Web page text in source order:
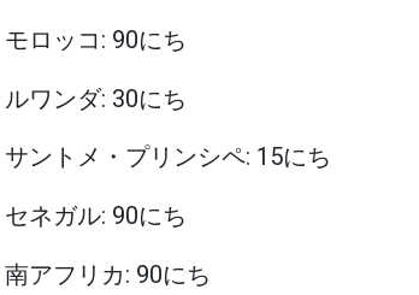
ロッコ: 90にち
ワンダ: 30にち
ントメ・プリンシペ: 15にち
ネガル: 90にち
アフリカ: 90にち